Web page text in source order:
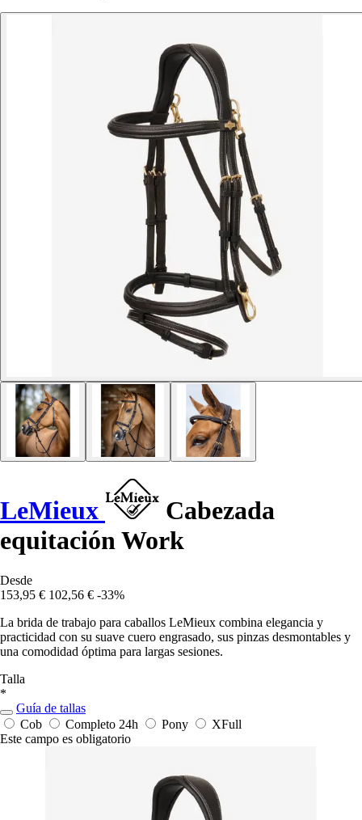
LeMieux
Cabezada
equitación Work
Desde
153,95 € 102,56 € -33%
La brida de trabajo para caballos LeMieux combina elegancia y
practicidad con su suave cuero engrasado, sus pinzas desmontables y
una comodidad óptima para largas sesiones.
Talla
*
Guía de tallas
Cob
Completo 24h Pony
XFull
Este campo es obligatorio